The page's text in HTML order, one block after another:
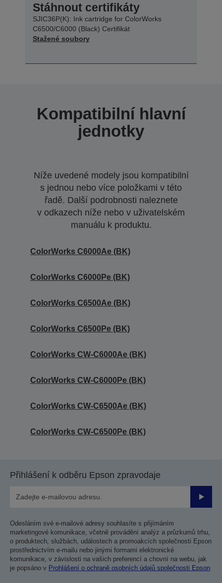
Stáhnout certifikáty
SJIC36P(K): Ink cartridge for ColorWorks
C6500/C6000 (Black) Certifikát
Stažené soubory
Kompatibilní hlavní
jednotky
Níže uvedené modely jsou kompatibilní
s jednou nebo více položkami v této
řadě. Další podrobnosti naleznete
v odkazech níže nebo v uživatelském
manuálu k produktu.
ColorWorks C6000Ae (BK)
ColorWorks C6000Pe (BK)
ColorWorks C6500Ae (BK)
ColorWorks C6500Pe (BK)
ColorWorks CW-C6000Ae (BK)
ColorWorks CW-C6000Pe (BK)
ColorWorks CW-C6500Ae (BK)
ColorWorks CW-C6500Pe (BK)
Přihlášení k odběru Epson zpravodaje
Odesláním své e-mailové adresy souhlasíte s přijímáním
marketingové komunikace, včetně provádění analýz a průzkumů trhu,
o produktech, službách, událostech a promoakcích společnosti Epson
prostřednictvím e-mailu nebo jinými formami elektronické
komunikace, v závislosti na vašich preferencí a chovní na webu, jak
je popsáno v Prohlášení o ochraně osobních údajů společnosti Epson